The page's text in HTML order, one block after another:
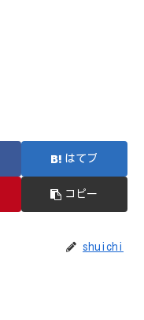
はてブ
コピー
shuichi